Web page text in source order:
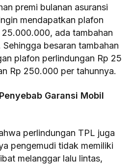
premi bulanan asuransi
mendapatkan plafon
25.000.000, ada tambahan
Sehingga besaran tambahan
plafon perlindungan Rp 25
Rp 250.000 per tahunnya.
Garansi Mobil
perlindungan TPL juga
pengemudi tidak memiliki
melanggar lalu lintas,